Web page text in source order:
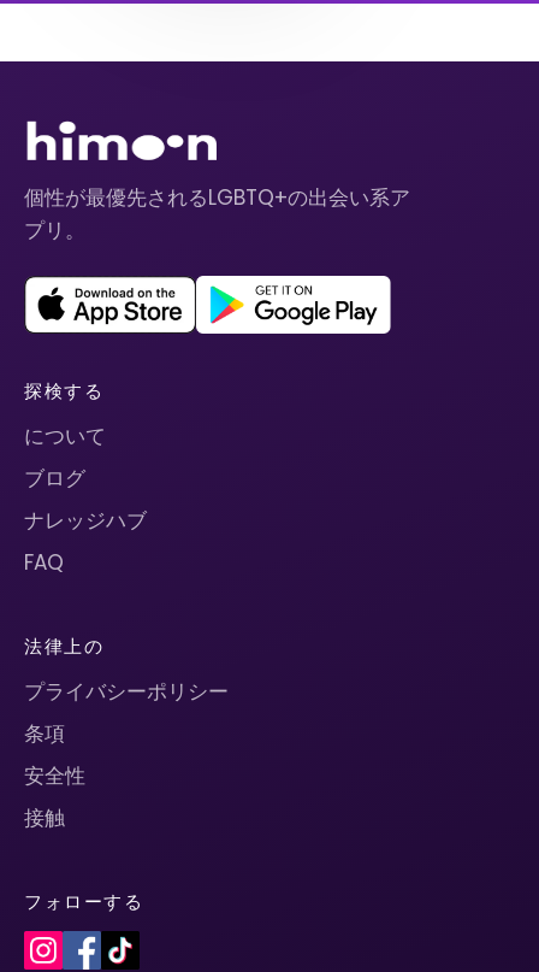
個性が最優先されるLGBTQ+の出会い系ア
プリ。
探検する
について
ブログ
ナレッジハブ
FAQ
法律上の
プライバシーポリシー
条項
安全性
接触
フォローする